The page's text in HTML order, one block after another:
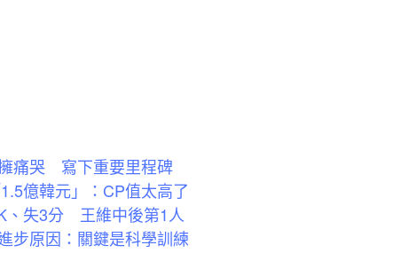
痛哭 寫下重要里程碑
億韓元」：CP值太高了
、失3分 王維中後第1人
步原因：關鍵是科學訓練